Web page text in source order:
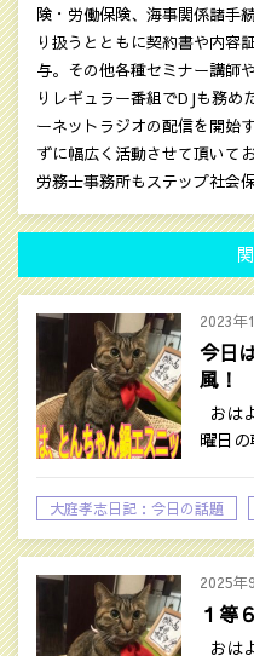
険・労働保険、海事関係諸手
り扱うとともに契約書や内容
与。その他各種セミナー講師
りレギュラー番組でDJも務
ーネットラジオの配信を開始
ずに幅広く活動させて頂いて
労務士事務所もステップ社会
2023年
今日
風！
おは
曜日
大庭孝志日記：今日の話題
2025年
１等
おは